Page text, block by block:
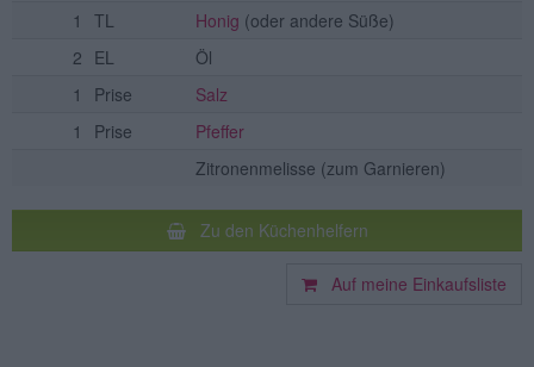
1
TL Honig (oder andere Süße)
2 EL
Öl
1
Prise
Salz
1
Prise
Pfeffer
Zitronenmelisse (zum Garnieren)
Zu den Küchenhelfern
Auf meine Einkaufsliste